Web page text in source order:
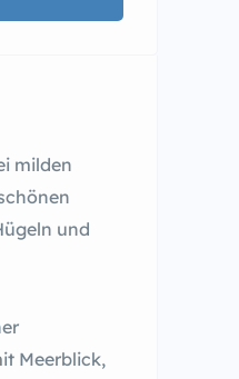
milden
und
Meerblick,